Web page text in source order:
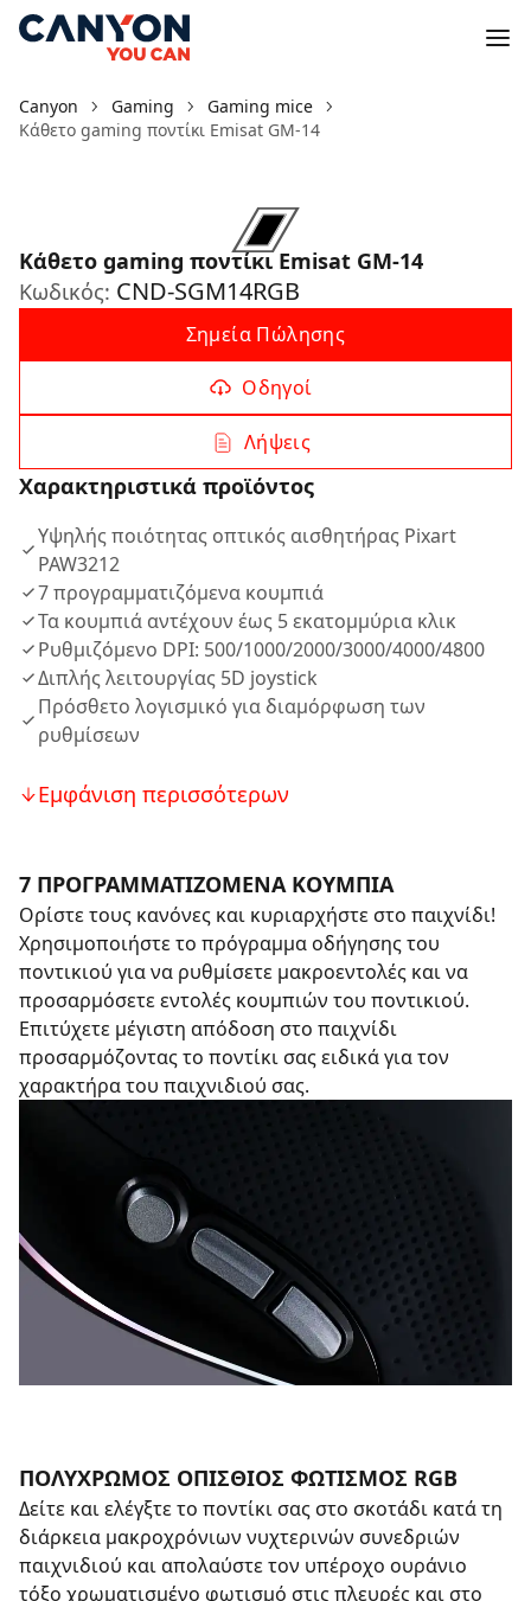
Canyon Gaming
Gaming mice
Κάθετο gaming ποντίκι Emisat GM-14
Κάθετο gaming ποντίκι Emisat GM-14
Κωδικός: CND-SGM14RGB
Σημεία Πώλησης
Οδηγοί
Λήψεις
Χαρακτηριστικά προϊόντος
Υψηλής ποιότητας οπτικός αισθητήρας Pixart
PAW3212
7 προγραμματιζόμενα κουμπιά
Τα κουμπιά αντέχουν έως 5 εκατομμύρια κλικ
Ρυθμιζόμενο DPI: 500/1000/2000/3000/4000/4800
Διπλής λειτουργίας 5D joystick
Πρόσθετο λογισμικό για διαμόρφωση των
ρυθμίσεων
Εμφάνιση περισσότερων
7 ΠΡΟΓΡΑΜΜΑΤΙΖΟΜΕΝΑ ΚΟΥΜΠΙΑ
Ορίστε τους κανόνες και κυριαρχήστε στο παιχνίδι!
Χρησιμοποιήστε το πρόγραμμα οδήγησης του
ποντικιού για να ρυθμίσετε μακροεντολές και να
προσαρμόσετε εντολές κουμπιών του ποντικιού.
Επιτύχετε μέγιστη απόδοση στο παιχνίδι
προσαρμόζοντας το ποντίκι σας ειδικά για τον
χαρακτήρα του παιχνιδιού σας.
ΠΟΛΥΧΡΩΜΟΣ ΟΠΙΣΘΙΟΣ ΦΩΤΙΣΜΟΣ RGB
Δείτε και ελέγξτε το ποντίκι σας στο σκοτάδι κατά τη
διάρκεια μακροχρόνιων νυχτερινών συνεδριών
παιχνιδιού και απολαύστε τον υπέροχο ουράνιο
τόξο χρωματισμένο φωτισμό στις πλευρές και στο